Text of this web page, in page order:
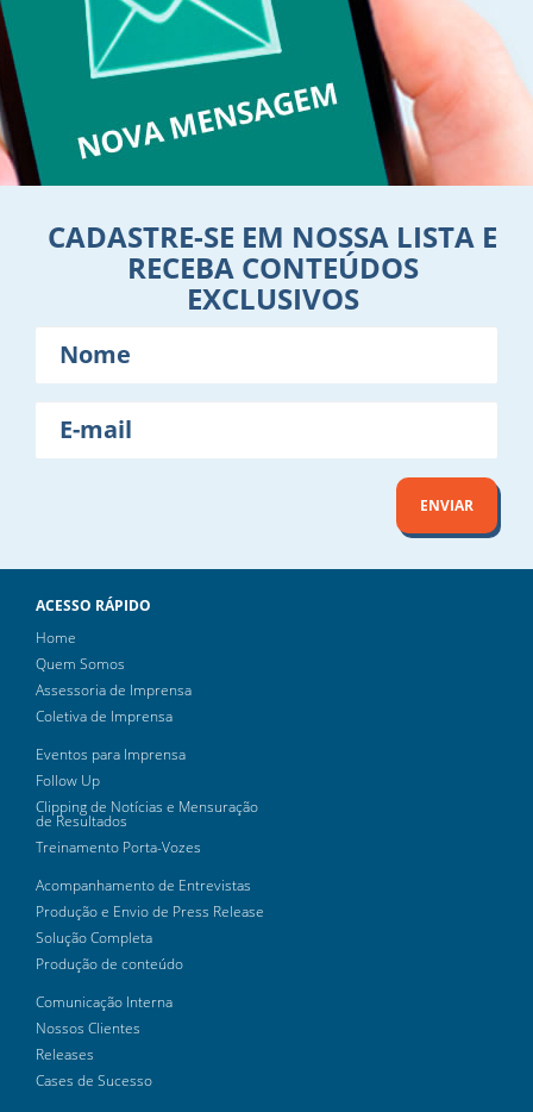
CADASTRE-SE EM NOSSA LISTA E
RECEBA CONTEÚDOS
EXCLUSIVOS
mail
ENVIAR
ACESSO RÁPIDO
Home
Quem Somos
Assessoria de Imprensa
Coletiva de Imprensa
Eventos para Imprensa
Follow Up
Clipping de Notícias e Mensuração
de Resultados
Treinamento Porta-Vozes
Acompanhamento de Entrevistas
Produção e Envio de Press Release
Solução Completa
Produção de conteúdo
Comunicação Interna
Nossos Clientes
Releases
Cases de Sucesso